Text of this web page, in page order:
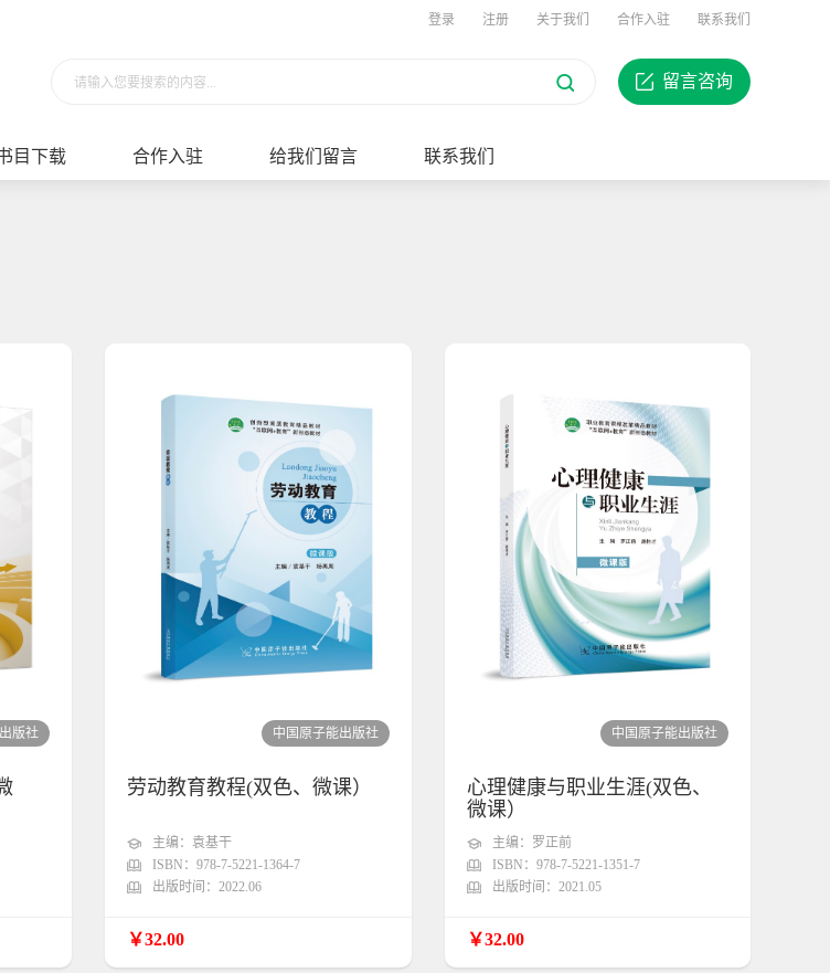
登录 注册 关于我们 合作入驻 联系我们
请输入您要搜索的内容... 留言咨询
目下载 合作入驻 给我们留言 联系我们
版社 中国原子能出版社
劳动教育教程(双色、微课）
主编：袁基干
ISBN：978-7-5221-1364-7
出版时间：2022.06
￥32.00
中国原子能出版社
心理健康与职业生涯(双色、
微课）
主编：罗正前
ISBN：978-7-5221-1351-7
出版时间：2021.05
￥32.00